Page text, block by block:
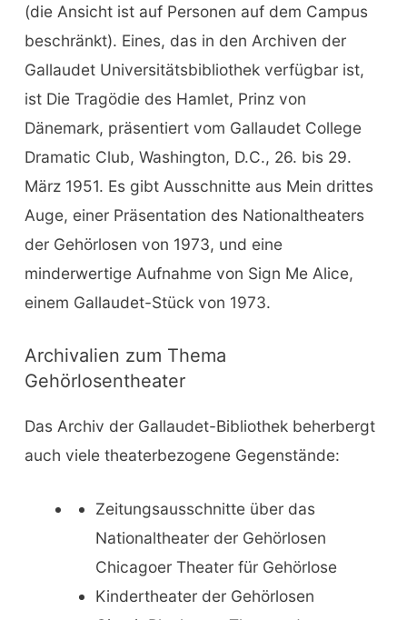
(die Ansicht ist auf Personen auf dem Campus
beschränkt). Eines, das in den Archiven der
Gallaudet Universitätsbibliothek verfügbar ist,
ist Die Tragödie des Hamlet, Prinz von
Dänemark, präsentiert vom Gallaudet College
Dramatic Club, Washington, D.C., 26. bis 29.
März 1951. Es gibt Ausschnitte aus Mein drittes
Auge, einer Präsentation des Nationaltheaters
der Gehörlosen von 1973, und eine
minderwertige Aufnahme von Sign Me Alice,
einem Gallaudet-Stück von 1973.
Archivalien zum Thema
Gehörlosentheater
Das Archiv der Gallaudet-Bibliothek beherbergt
auch viele theaterbezogene Gegenstände:
Zeitungsausschnitte über das
Nationaltheater der Gehörlosen
Chicagoer Theater für Gehörlose
Kindertheater der Gehörlosen